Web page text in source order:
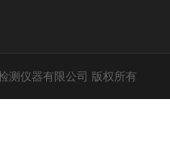
测仪器有限公司 版权所有